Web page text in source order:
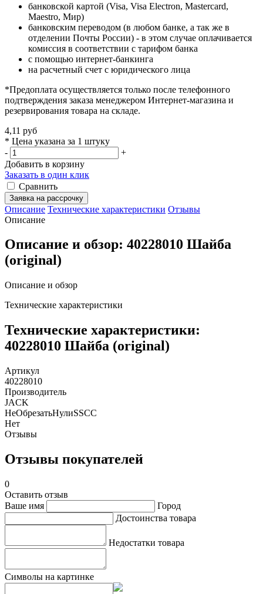
банковской картой (Visa, Visa Electron, Mastercard,
Maestro, Мир)
банковским переводом (в любом банке, а так же в
отделении Почты России) - в этом случае оплачивается
комиссия в соответствии с тарифом банка
с помощью интернет-банкинга
на расчетный счет с юридического лица
*Предоплата осуществляется только после телефонного
подтверждения заказа менеджером Интернет-магазина и
резервирования товара на складе.
4,11 руб
* Цена указана за 1 штуку
-
+
Добавить в корзину
Заказать в один клик
Сравнить
Заявка на рассрочку
Описание Технические характеристики Отзывы
Описание
Описание и обзор: 40228010 Шайба
(original)
Описание и обзор
Технические характеристики
Технические характеристики:
40228010 Шайба (original)
Артикул
40228010
Производитель
JACK
НеОбрезатьНулиSSCC
Нет
Отзывы
Отзывы покупателей
0
Оставить отзыв
Ваше имя
Город
Достоинства товара
Недостатки товара
Символы на картинке